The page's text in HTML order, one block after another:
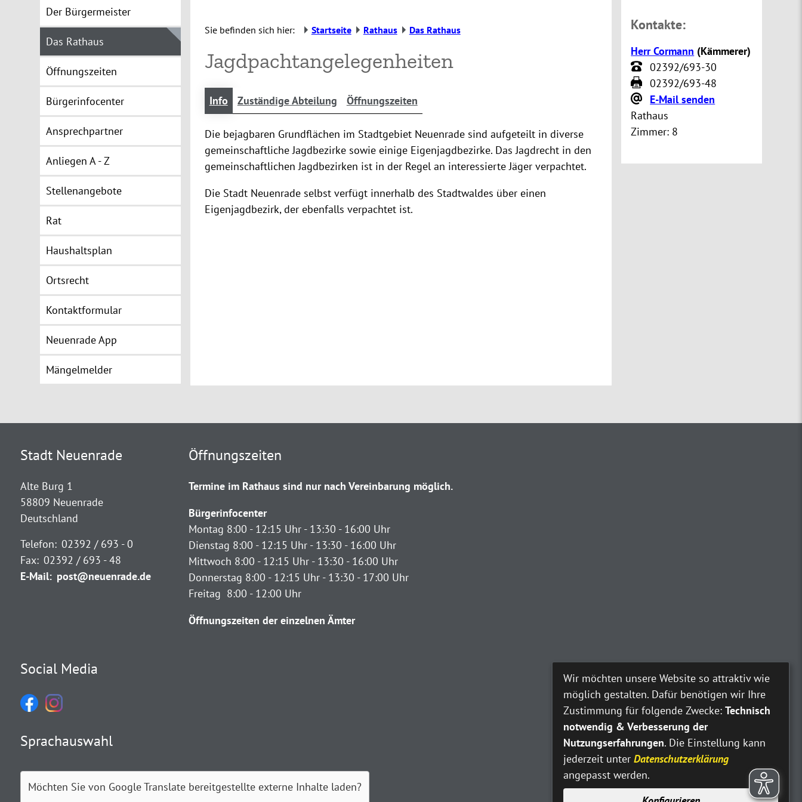
Der Bürgermeister
Das Rathaus
Öffnungszeiten
Bürgerinfocenter
Ansprechpartner
Anliegen A - Z
Stellenangebote
Rat
Haushaltsplan
Ortsrecht
Kontaktformular
Neuenrade App
Mängelmelder
Sie befinden sich hier: Startseite Rathaus Das Rathaus
Jagdpachtangelegenheiten
Info Zuständige Abteilung Öffnungszeiten
Die bejagbaren Grundflächen im Stadtgebiet Neuenrade sind aufgeteilt in diverse
gemeinschaftliche Jagdbezirke sowie einige Eigenjagdbezirke. Das Jagdrecht in den
gemeinschaftlichen Jagdbezirken ist in der Regel an interessierte Jäger verpachtet.
Die Stadt Neuenrade selbst verfügt innerhalb des Stadtwaldes über einen
Eigenjagdbezirk, der ebenfalls verpachtet ist.
Kontakte:
Herr Cormann (Kämmerer)
02392/693-30
02392/693-48
E-Mail senden
Rathaus
Zimmer: 8
Stadt Neuenrade
Alte Burg 1
58809 Neuenrade
Deutschland
Telefon: 02392 / 693 - 0
Fax: 02392 / 693 - 48
E-Mail: post@neuenrade.de
Öffnungszeiten
Termine im Rathaus sind nur nach Vereinbarung möglich.
Bürgerinfocenter
Montag 8:00 - 12:15 Uhr - 13:30 - 16:00 Uhr
Dienstag 8:00 - 12:15 Uhr - 13:30 - 16:00 Uhr
Mittwoch 8:00 - 12:15 Uhr - 13:30 - 16:00 Uhr
Donnerstag 8:00 - 12:15 Uhr - 13:30 - 17:00 Uhr
Freitag 8:00 - 12:00 Uhr
Öffnungszeiten der einzelnen Ämter
Social Media
Sprachauswahl
Möchten Sie von Google Translatebereitgestellte externe Inhalte laden?
Wir möchten unsere Website so attraktiv wie
möglich gestalten. Dafür benötigen wir Ihre
Zustimmung für folgende Zwecke: Technisch
notwendig & Verbesserung der
Nutzungserfahrungen. Die Einstellung kann
jederzeit unter Datenschutzerklärung
angepasst werden.